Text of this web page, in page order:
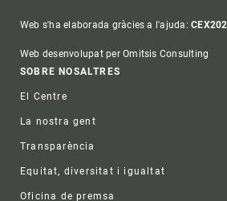
Web s'ha elaborada gràcies a l'ajuda:
Web desenvolupat per Omitsis Consulting
Footer
SOBRE NOSALTRES
El Centre
La nostra gent
Transparència
Equitat, diversitat i igualtat
Oficina de premsa